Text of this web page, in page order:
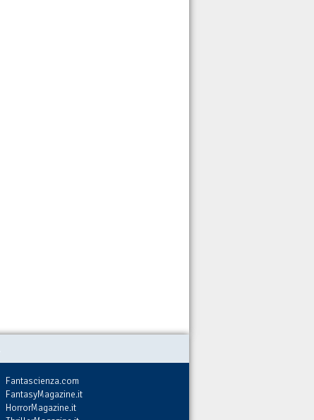
Fantascienza.com
FantasyMagazine.it
HorrorMagazine.it